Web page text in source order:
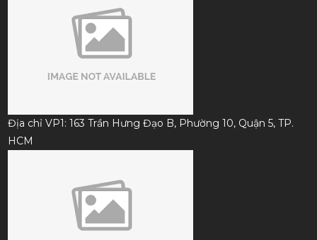
Địa chỉ VP1: 163 Trần Hưng Đạo B, Phường 10, Quận 5, TP.
HCM